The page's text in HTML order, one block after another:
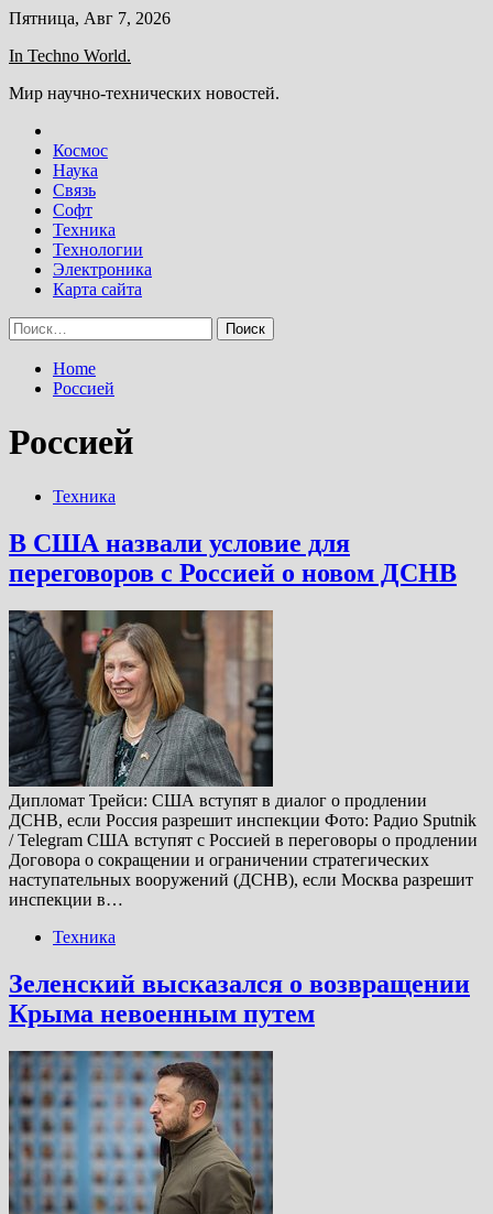
Skip
content
Пятница, Авг 7, 2026
In Techno World.
Мир научно-технических новостей.
Космос
Наука
Связь
Софт
Техника
Технологии
Электроника
Карта сайта
Найти:
Home
Россией
Россией
Техника
В США назвали условие для
переговоров с Россией о новом ДСНВ
Дипломат Трейси: США вступят в диалог о продлении
ДСНВ, если Россия разрешит инспекции Фото: Радио Sputnik
/ Telegram США вступят с Россией в переговоры о продлении
Договора о сокращении и ограничении стратегических
наступательных вооружений (ДСНВ), если Москва разрешит
инспекции в…
Техника
Зеленский высказался о возвращении
Крыма невоенным путем